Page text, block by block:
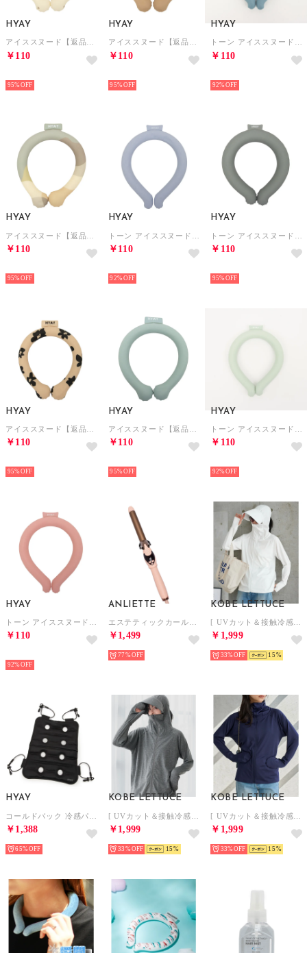
HYAY
アイススヌード【返品不可商品】 （モノミニハート）
￥110
95%
HYAY
アイススヌード【返品不可商品】 （グレージュ）
￥110
95%
HYAY
トーン アイススヌード 首用冷却スヌード【返品不可商品】 （ブルースチール）
￥110
92%
HYAY
￥110
95%
HYAY
￥110
92%
HYAY
￥110
95%
HYAY
￥110
95%
HYAY
￥110
95%
HYAY
￥110
92%
HYAY
￥110
92%
ANLIETTE
￥1,499
77%
KOBE LETTUCE
￥1,999
33% 15
HYAY
￥1,388
65%
KOBE LETTUCE
￥1,999
33% 15
KOBE LETTUCE
￥1,999
33% 15